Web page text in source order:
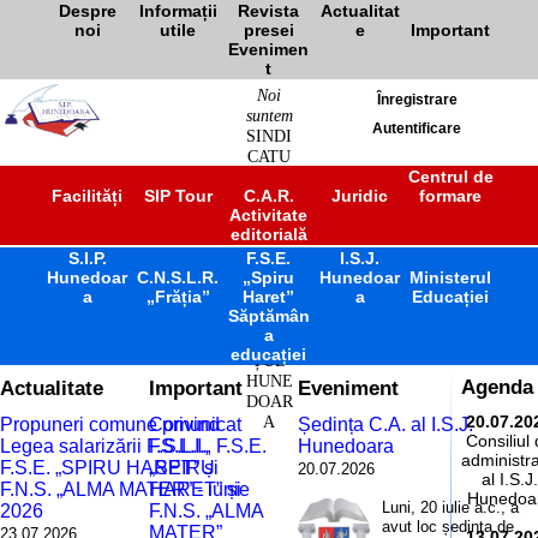
Despre
noi
Informații
utile
Revista
presei
Actualitat
e
Important
Evenimen
t
Înregistrare
Autentificare
Noi
suntem
SINDI
CATU
ÎNVĂ
ȚĂM
ÂNT
PREU
NIVE
RSITA
R
JUDE
ȚUL
HUNE
DOAR
A
Facilități SIP Tour C.A.R. Juridic
Centrul de
formare
Activitate
editorială
S.I.P.
Hunedoar
a
C.N.S.L.R.
„Frăția”
F.S.E.
„Spiru
Haret”
I.S.J.
Hunedoar
a
Ministerul
Educației
Săptămân
a
educației
Agenda
Consiliul
al I.S.J.
Actualitate
Propuneri comune privind
Legea salarizării F.S.L.I.,
F.S.E. „SPIRU HARET” și
F.N.S. „ALMA MATER” - iunie
2026
23.07.2026
Important
Comunicat
F.S.L.I., F.S.E.
„SPIRU
HARET” și
F.N.S. „ALMA
MATER”
Eveniment
Ședința C.A. al I.S.J.
Hunedoara
20.07.2026
Luni, 20 iulie a.c., a
avut loc ședința de